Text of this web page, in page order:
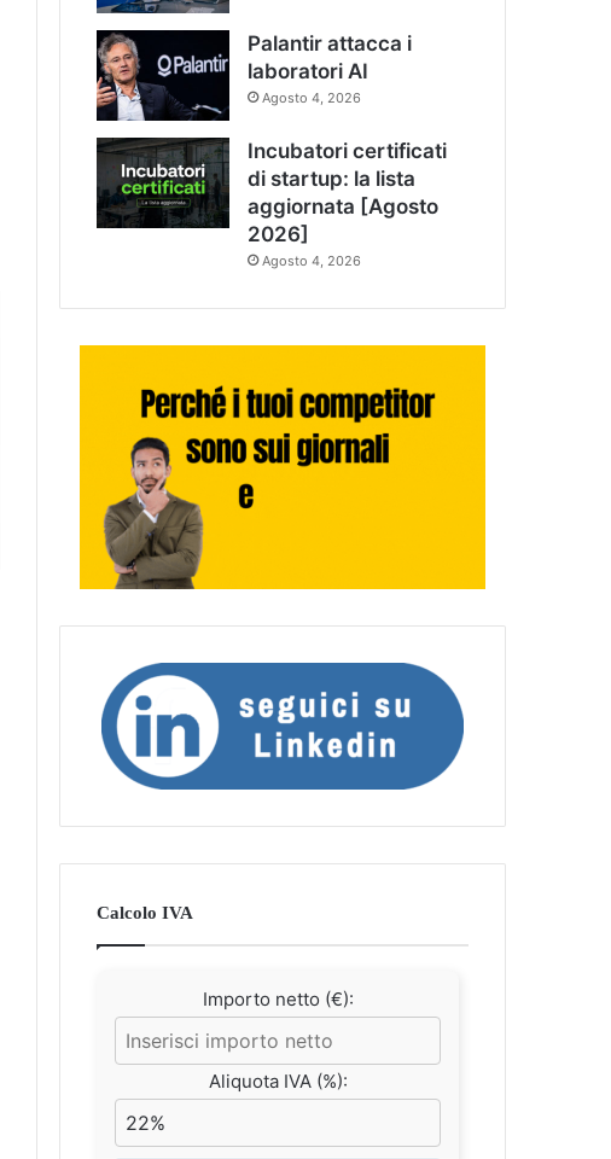
Palantir attacca i
laboratori AI
Agosto 4, 2026
Incubatori certificati
di startup: la lista
aggiornata [Agosto
2026]
Agosto 4, 2026
Calcolo IVA
Importo netto (€):
Aliquota IVA (%):